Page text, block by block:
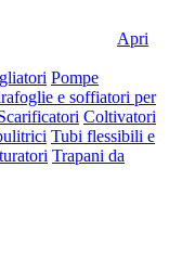
Apri
Pompe
e soffiatori per
Coltivatori
Tubi flessibili e
Trapani da